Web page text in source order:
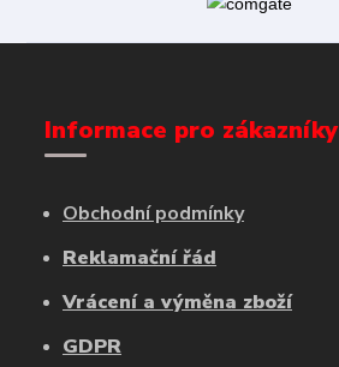
Informace pro zákazníky
Obchodní podmínky
Reklamační řád
Vrácení a výměna zboží
GDPR